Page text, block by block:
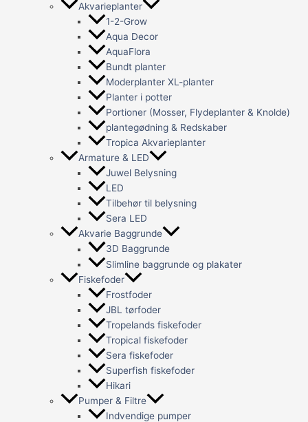
Akvarieplanter
1-2-Grow
Aqua Decor
AquaFlora
Bundt planter
Moderplanter XL-planter
Planter i potter
Portioner (Mosser, Flydeplanter & Knolde)
plantegødning & Redskaber
Tropica Akvarieplanter
Armature & LED
Juwel Belysning
LED
Tilbehør til belysning
Sera LED
Akvarie Baggrunde
3D Baggrunde
Slimline baggrunde og plakater
Fiskefoder
Frostfoder
JBL tørfoder
Tropelands fiskefoder
Tropical fiskefoder
Sera fiskefoder
Superfish fiskefoder
Hikari
Pumper & Filtre
Indvendige pumper